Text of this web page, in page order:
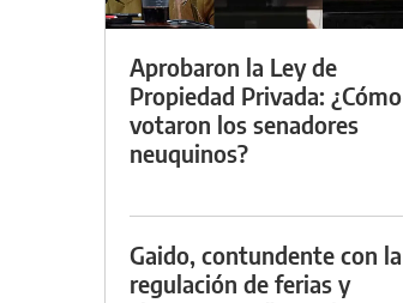
Aprobaron la Ley de
Propiedad Privada: ¿Cómo
votaron los senadores
neuquinos?
Gaido, contundente con la
regulación de ferias y